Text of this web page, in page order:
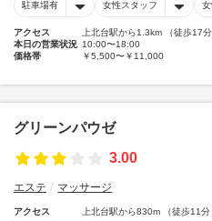
駐車場有 女性スタッフ
アクセス
上北台駅から1.3km （徒歩17分
本日の営業状況 10:00〜18:00
価格帯
￥5,500〜￥11,000
グリーンパウゼ
3.00
エステ マッサージ
アクセス 上北台駅から830m （徒歩11分